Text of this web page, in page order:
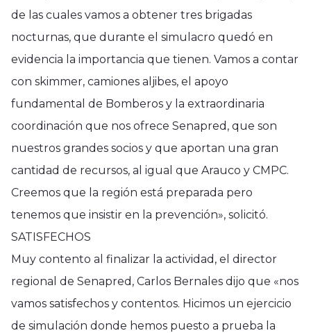
de las cuales vamos a obtener tres brigadas
nocturnas, que durante el simulacro quedó en
evidencia la importancia que tienen. Vamos a contar
con skimmer, camiones aljibes, el apoyo
fundamental de Bomberos y la extraordinaria
coordinación que nos ofrece Senapred, que son
nuestros grandes socios y que aportan una gran
cantidad de recursos, al igual que Arauco y CMPC.
Creemos que la región está preparada pero
tenemos que insistir en la prevención», solicitó.
SATISFECHOS
Muy contento al finalizar la actividad, el director
regional de Senapred, Carlos Bernales dijo que «nos
vamos satisfechos y contentos. Hicimos un ejercicio
de simulación donde hemos puesto a prueba la